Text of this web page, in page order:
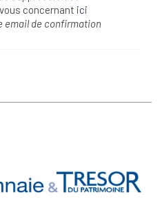
concernant ici
email de confirmation